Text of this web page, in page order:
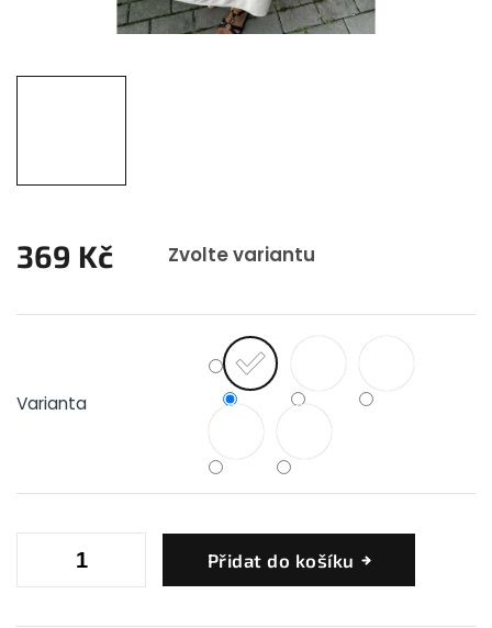
369 Kč Zvolte variantu
cena:
Varianta
Přidat do košíku